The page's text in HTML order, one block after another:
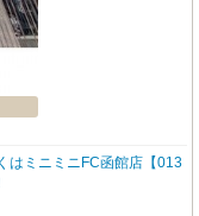
はミニミニFC函館店【013